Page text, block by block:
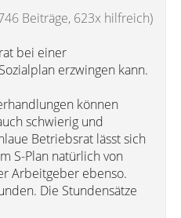
Beiträge, 623x hilfreich)
bei einer
erzwingen kann.
können
schwierig und
Betriebsrat lässt sich
S-Plan natürlich von
Arbeitgeber ebenso.
Die Stundensätze